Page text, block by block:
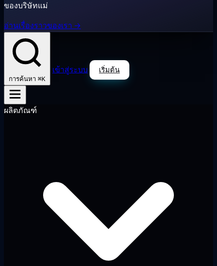
ของบริษัทแม่
อ่านเรื่องราวของเรา →
การค้นหา ⌘K
เข้าสู่ระบบ เริ่มต้น
ผลิตภัณฑ์